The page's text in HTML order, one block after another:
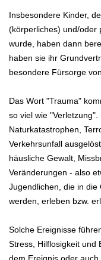
Insbesondere Kinder,
(körperliches) und/oder
wurde, haben dann
haben sie ihr
besondere Fürsorge
Das Wort "Trauma"
so viel wie
Naturkatastrophen,
Verkehrsunfall
häusliche Gewalt,
Veränderungen - also
Jugendlichen, die in
werden, erleben bzw.
Solche Ereignisse
Stress, Hilflosigkeit und